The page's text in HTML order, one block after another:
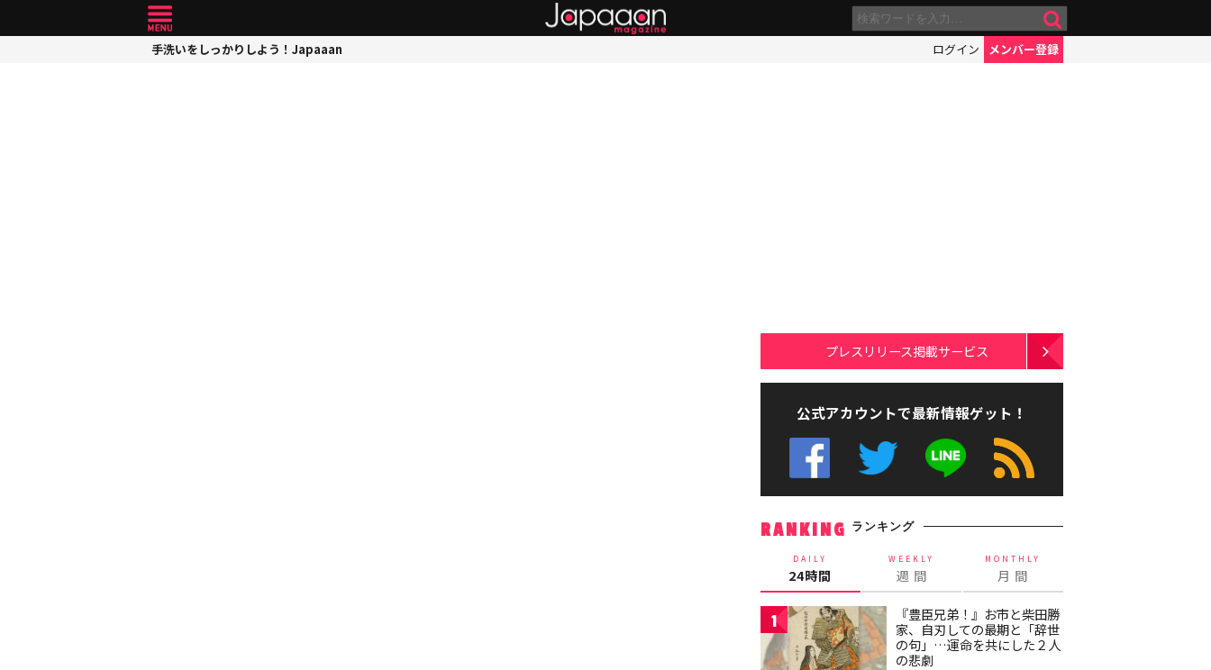
手洗いをしっかりしよう！Japaaan ログイン メンバー登録
プレスリリース掲載サービス
公式アカウントで最新情報ゲット！
RANKING ランキング
DAILY
24時間
WEEKLY
週 間
MONTHLY
月 間
1
『豊臣兄弟！』お市と柴田勝
家、自刃しての最期と「辞世
の句」…運命を共にした２人
の悲劇